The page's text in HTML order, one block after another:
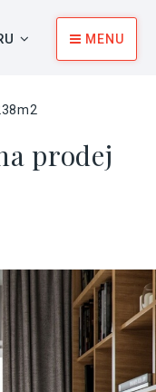
MENU
prodej